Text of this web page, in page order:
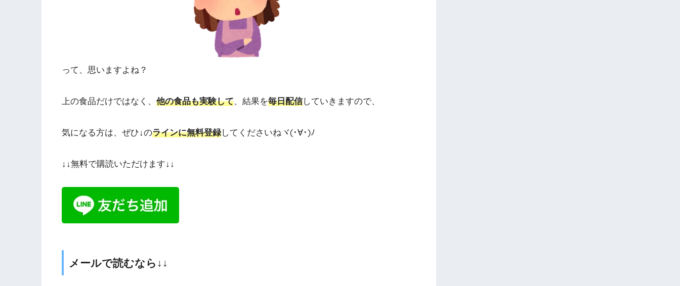
って、思いますよね？
上の食品だけではなく、 他の食品も実験して、結果を毎日配信していきますので、
気になる方は、ぜひ↓のラインに無料登録してくださいねヾ(･∀･)ﾉ
↓↓無料で購読いただけます↓↓
メールで読むなら↓↓